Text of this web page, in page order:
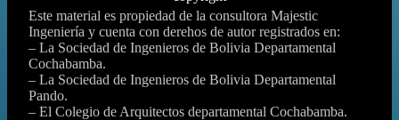
Este material es propiedad de la consultora Majestic
Ingeniería y cuenta con derehos de autor registrados en:
– La Sociedad de Ingenieros de Bolivia Departamental
Cochabamba.
– La Sociedad de Ingenieros de Bolivia Departamental
Pando.
– El Colegio de Arquitectos departamental Cochabamba.